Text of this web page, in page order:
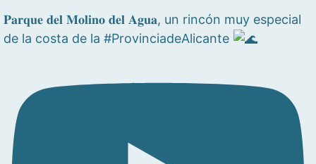
𝐏𝐚𝐫𝐪𝐮𝐞 𝐝𝐞𝐥 𝐌𝐨𝐥𝐢𝐧𝐨 𝐝𝐞𝐥 𝐀𝐠𝐮𝐚, un rincón muy especial
de la costa de la #ProvinciadeAlicante